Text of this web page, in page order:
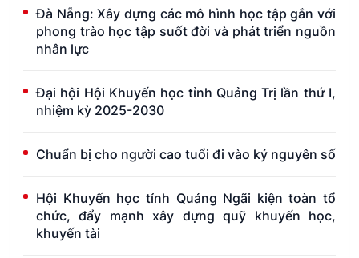
Đà Nẵng: Xây dựng các mô hình học tập gắn với
phong trào học tập suốt đời và phát triển nguồn
nhân lực
Đại hội Hội Khuyến học tỉnh Quảng Trị lần thứ I,
nhiệm kỳ 2025-2030
Chuẩn bị cho người cao tuổi đi vào kỷ nguyên số
Hội Khuyến học tỉnh Quảng Ngãi kiện toàn tổ
chức, đẩy mạnh xây dựng quỹ khuyến học,
khuyến tài